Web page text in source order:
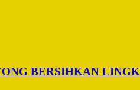
BERSIHKAN